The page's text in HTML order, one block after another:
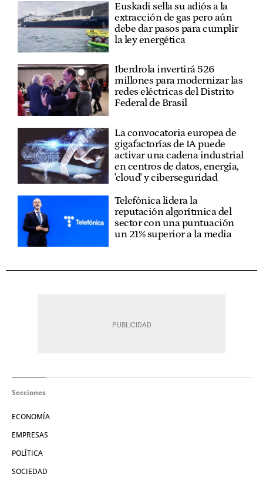
Euskadi sella su adiós a la
extracción de gas pero aún
debe dar pasos para cumplir
la ley energética
Iberdrola invertirá 526
millones para modernizar las
redes eléctricas del Distrito
Federal de Brasil
La convocatoria europea de
gigafactorías de IA puede
activar una cadena industrial
en centros de datos, energía,
'cloud' y ciberseguridad
Telefónica lidera la
reputación algorítmica del
sector con una puntuación
un 21% superior a la media
Secciones
ECONOMÍA
EMPRESAS
POLÍTICA
SOCIEDAD